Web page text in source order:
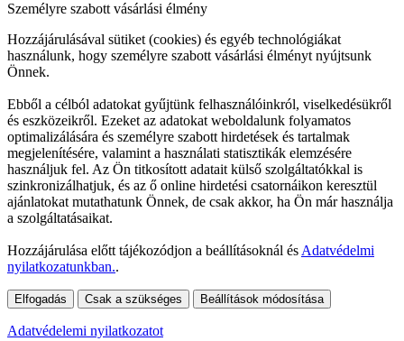
Személyre szabott vásárlási élmény
Hozzájárulásával sütiket (cookies) és egyéb technológiákat
használunk, hogy személyre szabott vásárlási élményt nyújtsunk
Önnek.
Ebből a célból adatokat gyűjtünk felhasználóinkról, viselkedésükről
és eszközeikről. Ezeket az adatokat weboldalunk folyamatos
optimalizálására és személyre szabott hirdetések és tartalmak
megjelenítésére, valamint a használati statisztikák elemzésére
használjuk fel. Az Ön titkosított adatait külső szolgáltatókkal is
szinkronizálhatjuk, és az ő online hirdetési csatornáikon keresztül
ajánlatokat mutathatunk Önnek, de csak akkor, ha Ön már használja
a szolgáltatásaikat.
Hozzájárulása előtt tájékozódjon a beállításoknál és Adatvédelmi
nyilatkozatunkban..
Elfogadás Csak a szükséges Beállítások módosítása
Adatvédelemi nyilatkozatot